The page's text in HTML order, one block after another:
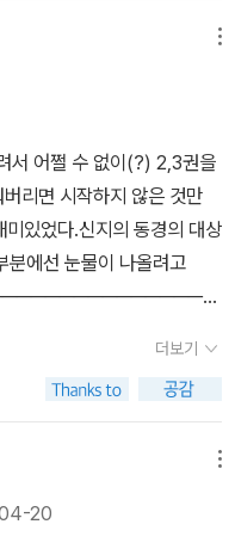
천재 렌도 달리는 중에, 순
형도 교통사고로 오른쪽 다
재하면서, 주인공에게 고민
걸 극복해 가는 과정을 통해
.2권을 덮고, 3권을 기대하
모습을 만날 수 있겠지.책
을 엄청 많이 하게 된다. 주
갖게 되는 책이다.
서 어쩔 수 없이(?) 2,3권을
리면 시작하지 않은 것만
있었다.신지의 동경의 대상
분에선 눈물이 나올려고
지극히 당연한 결론에 도
일처럼. 어떤 훈련도 대충
다해 달린다. 하루하루가 나
다. 훈련도 시합도.마음가
로서 성장할 테고 다른 사
치노세도 말이야.' 입 밖에
더보기
20